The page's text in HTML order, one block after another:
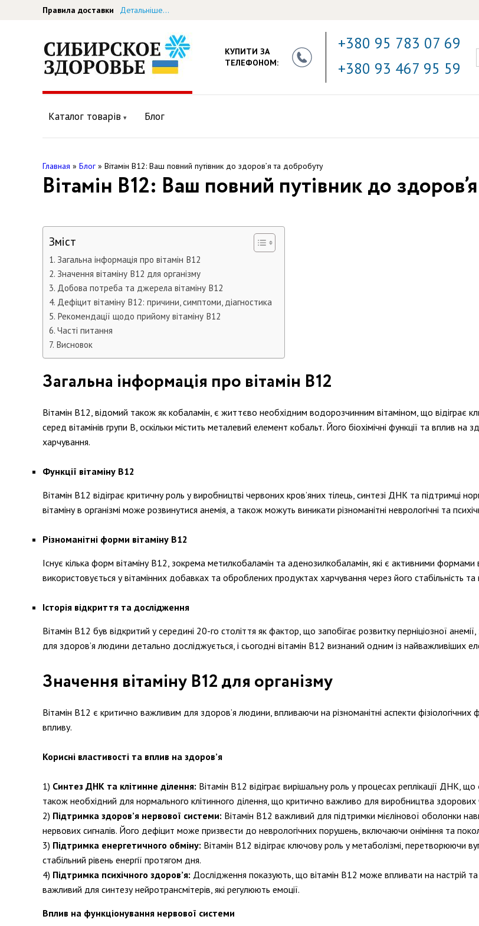
Правила доставки Детальніше...
КУПИТИ ЗА
ТЕЛЕФОНОМ:
+380 95 783 07 69
+380 93 467 95 59
Каталог товарів Блог
Главная » Блог » Вітамін В12: Ваш повний путівник до здоров’я та добробуту
Вітамін В12: Ваш повний путівник до
Зміст
Загальна інформація про вітамін В12
Значення вітаміну B12 для організму
Добова потреба та джерела вітаміну В12
Дефіцит вітаміну B12: причини, симптоми, діагностика
Рекомендації щодо прийому вітаміну B12
Часті питання
Висновок
Загальна інформація про вітамін В12
Вітамін В12, відомий також як кобаламін, є життєво необхідним водорозчинним вітаміном, що відіграє
серед вітамінів групи В, оскільки містить металевий елемент кобальт. Його біохімічні функції та вплив
харчування.
Функції вітаміну В12
Вітамін В12 відіграє критичну роль у виробництві червоних кров’яних тілець, синтезі ДНК та підтримці
вітаміну в організмі може розвинутися анемія, а також можуть виникати різноманітні неврологічні та
Різноманітні форми вітаміну В12
Існує кілька форм вітаміну В12, зокрема метилкобаламін та аденозилкобаламін, які є активними формами
використовується у вітамінних добавках та оброблених продуктах харчування через його стабільність та
Історія відкриття та дослідження
Вітамін В12 був відкритий у середині 20-го століття як фактор, що запобігає розвитку перніціозної
для здоров’я людини детально досліджується, і сьогодні вітамін В12 визнаний одним із найважливіших
Значення вітаміну B12 для організму
Вітамін В12 є критично важливим для здоров’я людини, впливаючи на різноманітні аспекти фізіологічних
впливу.
Корисні властивості та вплив на здоров’я
Синтез ДНК та клітинне ділення: Вітамін В12 відіграє вирішальну роль у процесах реплікації ДНК,
також необхідний для нормального клітинного ділення, що критично важливо для виробництва здорових
Підтримка здоров’я нервової системи: Вітамін В12 важливий для підтримки мієлінової оболонки
нервових сигналів. Його дефіцит може призвести до неврологічних порушень, включаючи оніміння та
Підтримка енергетичного обміну: Вітамін В12 відіграє ключову роль у метаболізмі, перетворюючи
стабільний рівень енергії протягом дня.
Підтримка психічного здоров’я: Дослідження показують, що вітамін В12 може впливати на настрій
важливий для синтезу нейротрансмітерів, які регулюють емоції.
Вплив на функціонування нервової системи